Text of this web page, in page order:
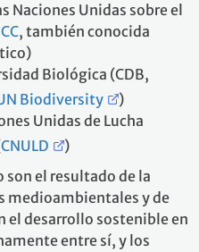
Naciones Unidas sobre el
, también conocida
Biológica (CDB,
Biodiversity
)
Unidas de Lucha
CNULD
)
son el resultado de la
medioambientales y de
el desarrollo sostenible en
entre sí, y los